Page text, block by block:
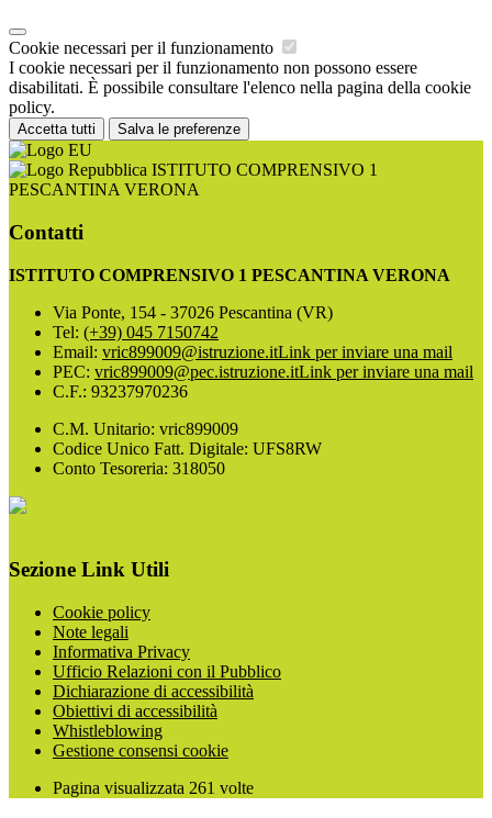
Cookie necessari per il funzionamento
I cookie necessari per il funzionamento non possono essere
disabilitati. È possibile consultare l'elenco nella pagina della cookie
policy.
Accetta tutti Salva le preferenze
ISTITUTO COMPRENSIVO 1
PESCANTINA VERONA
Contatti
ISTITUTO COMPRENSIVO 1 PESCANTINA VERONA
Via Ponte, 154 - 37026 Pescantina (VR)
Tel: (+39) 045 7150742
Email: vric899009@istruzione.itLink per inviare una mail
PEC: vric899009@pec.istruzione.itLink per inviare una mail
C.F.: 93237970236
C.M. Unitario: vric899009
Codice Unico Fatt. Digitale: UFS8RW
Conto Tesoreria: 318050
Sezione Link Utili
Cookie policy
Note legali
Informativa Privacy
Ufficio Relazioni con il Pubblico
Dichiarazione di accessibilità
Obiettivi di accessibilità
Whistleblowing
Gestione consensi cookie
Pagina visualizzata 261 volte